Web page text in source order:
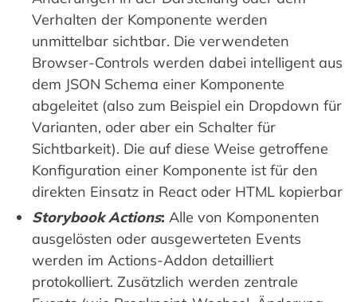
Verhalten der Komponente werden
unmittelbar sichtbar. Die verwendeten
Browser-Controls werden dabei intelligent aus
dem JSON Schema einer Komponente
abgeleitet (also zum Beispiel ein Dropdown für
Varianten, oder aber ein Schalter für
Sichtbarkeit). Die auf diese Weise getroffene
Konfiguration einer Komponente ist für den
direkten Einsatz in React oder HTML kopierbar
Storybook Actions: Alle von Komponenten
ausgelösten oder ausgewerteten Events
werden im Actions-Addon detailliert
protokolliert. Zusätzlich werden zentrale